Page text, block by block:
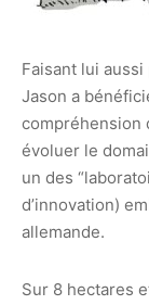
Faisant lui aussi
Jason a
compréhension
évoluer le
un des
d’innovation)
allemande.
Sur 8 hectares